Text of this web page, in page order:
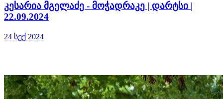
კესარია მგელაძე - მოჭადრაკე | დარტსი |
22.09.2024
24 სექ 2024